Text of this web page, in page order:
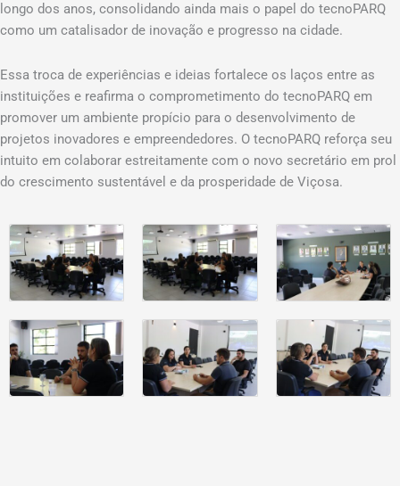
longo dos anos, consolidando ainda mais o papel do tecnoPARQ
como um catalisador de inovação e progresso na cidade.
Essa troca de experiências e ideias fortalece os laços entre as
instituições e reafirma o comprometimento do tecnoPARQ em
promover um ambiente propício para o desenvolvimento de
projetos inovadores e empreendedores. O tecnoPARQ reforça seu
intuito em colaborar estreitamente com o novo secretário em prol
do crescimento sustentável e da prosperidade de Viçosa.